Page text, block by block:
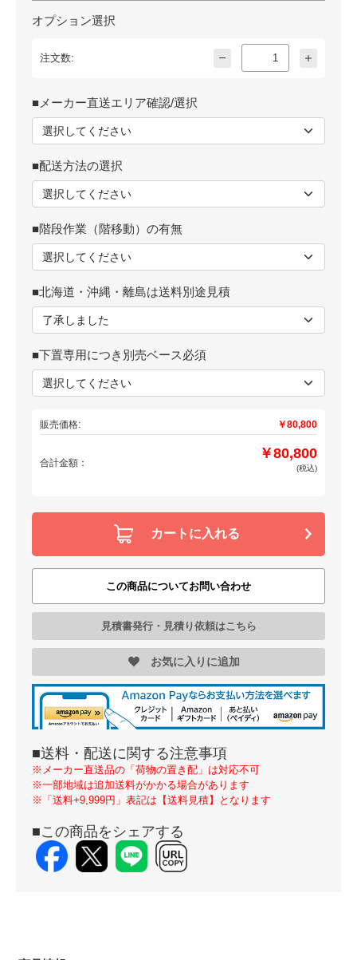
オプション選択
注文数:
■メーカー直送エリア確認/選択
■配送方法の選択
■階段作業（階移動）の有無
■北海道・沖縄・離島は送料別途見積
■下置専用につき別売ベース必須
販売価格: ￥80,800
合計金額：
￥80,800
(税込)
カートに入れる
この商品についてお問い合わせ
見積書発行・見積り依頼はこちら
お気に入りに追加
■送料・配送に関する注意事項
※メーカー直送品の「荷物の置き配」は対応不可
※一部地域は追加送料がかかる場合があります
※「送料+9,999円」表記は【送料見積】となります
■この商品をシェアする